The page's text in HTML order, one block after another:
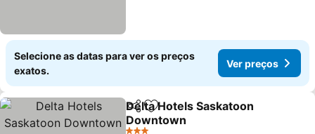
Selecione as datas para ver os preços
exatos.
Ver preços
PartilharAdicionar aos favoritos
Delta Hotels Saskatoon
Downtown